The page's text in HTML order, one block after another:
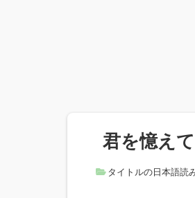
君を憶え
タイトルの日本語読